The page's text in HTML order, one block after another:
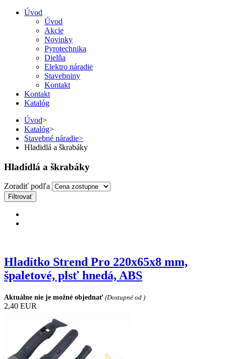
Úvod
Úvod
Akcie
Novinky
Pyrotechnika
Dielňa
Elektro náradie
Stavebniny
Kontakt
Kontakt
Katalóg
Úvod>
Katalóg>
Stavebné náradie>
Hladidlá a škrabáky
Hladidlá a škrabáky
Zoradiť podľa
Hladítko Strend Pro 220x65x8 mm,
špaletové, plsť hnedá, ABS
Aktuálne nie je možné objednať (Dostupné od )
2,40 EUR